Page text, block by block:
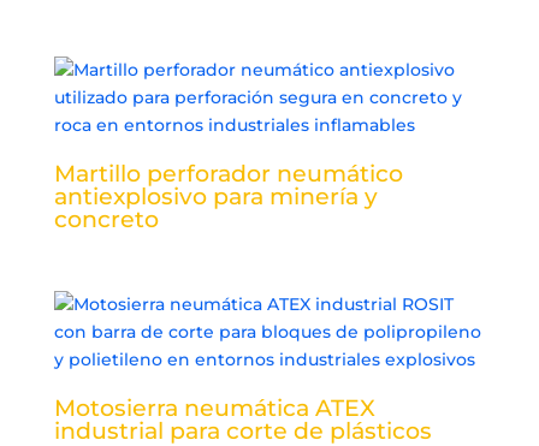
Martillo perforador neumático
antiexplosivo para minería y
concreto
Motosierra neumática ATEX
industrial para corte de plásticos